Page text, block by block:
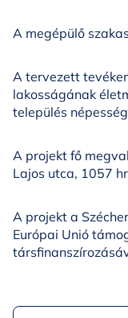
A megépülő
A tervezett
lakosságának
település
A projekt fő
Lajos utca, 1057
A projekt a
Európai Unió